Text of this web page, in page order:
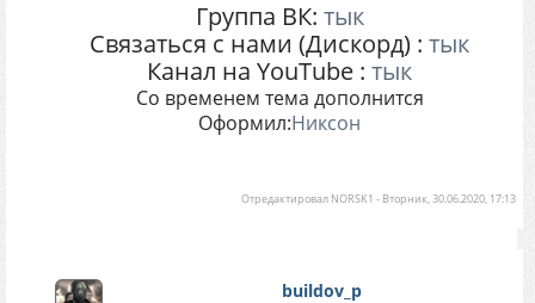
Группа ВК: тык
Связаться с нами (Дискорд) : тык
Канал на YouTube : тык
Со временем тема дополнится
Оформил:Никсон
Отредактировал NORSK1 - Вторник, 30.06.2020, 17:13
buildov_p